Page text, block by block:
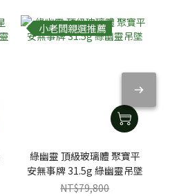
小老闆親選推薦
綠幽靈 頂級玻璃體 聚寶平
安無事牌 31.5g 綠幽靈吊墜
NT$79,800